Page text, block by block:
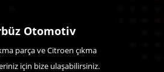
Otomotiv
parça ve Citroen çıkma
için bize ulaşabilirsiniz.